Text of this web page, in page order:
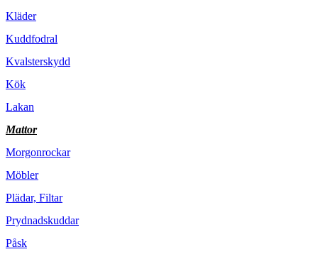
Kläder
Kuddfodral
Kvalsterskydd
Kök
Lakan
Mattor
Morgonrockar
Möbler
Plädar, Filtar
Prydnadskuddar
Påsk